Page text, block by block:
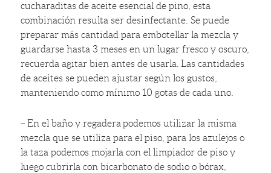
cucharaditas de aceite esencial de pino, esta
combinación resulta ser desinfectante. Se puede
preparar más cantidad para embotellar la mezcla y
guardarse hasta 3 meses en un lugar fresco y oscuro,
recuerda agitar bien antes de usarla. Las cantidades
de aceites se pueden ajustar según los gustos,
manteniendo como mínimo 10 gotas de cada uno.
– En el baño y regadera podemos utilizar la misma
mezcla que se utiliza para el piso, para los azulejos o
la taza podemos mojarla con el limpiador de piso y
luego cubrirla con bicarbonato de sodio o bórax,